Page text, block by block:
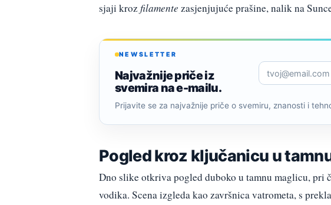
sjaji krozfilamente zasjenjujuće prašine, nalik na
NEWSLETTER
Najvažnije priče iz
svemira na e-mailu.
Prijavite se za najvažnije priče o svemiru, znanosti i
Pogled kroz ključanicu u
Dno slike otkriva pogled duboko u tamnu maglicu, pri
vodika. Scena izgleda kao završnica vatrometa, s